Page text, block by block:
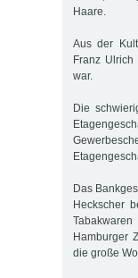
Haare.
Aus der
Franz Ulrich
war.
Die
Das
Heckscher
Hamburger
die große